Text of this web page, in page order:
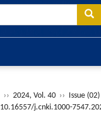
›› 2024, Vol. 40 ›› Issue (02)
10.16557/j.cnki.1000-